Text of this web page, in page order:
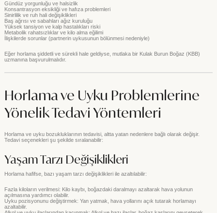
Gündüz yorgunluğu ve halsizlik
Konsantrasyon eksikliği ve hafıza problemleri
Sinirlilik ve ruh hali değişiklikleri
Baş ağrısı ve sabahları ağız kuruluğu
Yüksek tansiyon ve kalp hastalıkları riski
Metabolik rahatsızlıklar ve kilo alma eğilimi
İlişkilerde sorunlar (partnerin uykusunun bölünmesi nedeniyle)
Eğer horlama şiddetli ve sürekli hale geldiyse, mutlaka bir Kulak Burun Boğaz (KBB)
uzmanına başvurulmalıdır.
Horlama ve Uyku Problemlerine
Yönelik Tedavi Yöntemleri
Horlama ve uyku bozukluklarının tedavisi, altta yatan nedenlere bağlı olarak değişir.
Tedavi seçenekleri şu şekilde sıralanabilir:
Yaşam Tarzı Değişiklikleri
Horlama hafifse, bazı yaşam tarzı değişiklikleri ile azaltılabilir:
Fazla kiloların verilmesi: Kilo kaybı, boğazdaki daralmayı azaltarak hava yolunun
açılmasına yardımcı olabilir.
Uyku pozisyonunu değiştirmek: Yan yatmak, hava yollarını açık tutarak horlamayı
azaltabilir.